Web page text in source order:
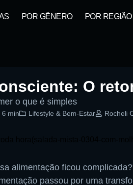
POR GÊNERO POR REGIÃO
O
o que é simples
6 min Lifestyle & Bem-Estar Rocheli
alimentação ficou complicada?
passou por uma